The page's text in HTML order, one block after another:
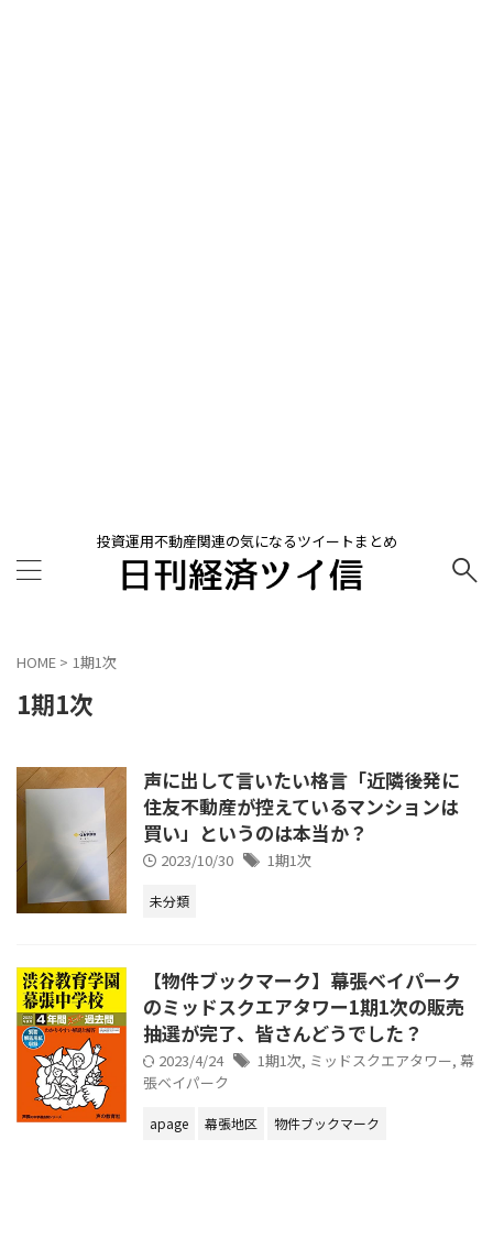
投資運用不動産関連の気になるツイートまとめ
HOME > 1期1次
1期1次
声に出して言いたい格言「近隣後発に
住友不動産が控えているマンションは
買い」というのは本当か？
2023/10/30 1期1次
未分類
【物件ブックマーク】幕張ベイパーク
のミッドスクエアタワー1期1次の販売
抽選が完了、皆さんどうでした？
2023/4/24 1期1次, ミッドスクエアタワー, 幕
張ベイパーク
apage 幕張地区 物件ブックマーク